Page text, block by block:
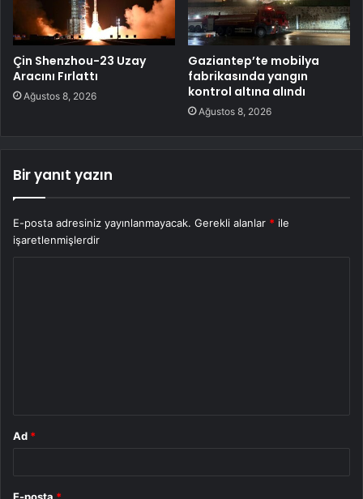
Çin Shenzhou-23 Uzay
Aracını Fırlattı
Ağustos 8, 2026
Gaziantep’te mobilya
fabrikasında yangın
kontrol altına alındı
Ağustos 8, 2026
Bir yanıt yazın
E-posta adresiniz yayınlanmayacak. Gerekli alanlar * ile
işaretlenmişlerdir
Ad *